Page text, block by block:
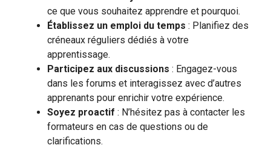
ce que vous souhaitez apprendre et pourquoi.
Établissez un emploi du temps : Planifiez des
créneaux réguliers dédiés à votre
apprentissage.
Participez aux discussions : Engagez-vous
dans les forums et interagissez avec d’autres
apprenants pour enrichir votre expérience.
Soyez proactif : N’hésitez pas à contacter les
formateurs en cas de questions ou de
clarifications.